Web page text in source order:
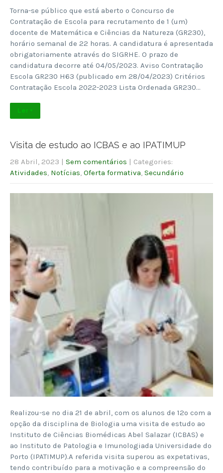
Torna-se público que está aberto o Concurso de
Contratação de Escola para recrutamento de 1 (um)
docente de Matemática e Ciências da Natureza (GR230),
horário semanal de 22 horas. A candidatura é apresentada
obrigatoriamente através do SIGRHE. O prazo de
candidatura decorre até 04/05/2023. Aviso Contratação
Escola GR230 H63 (publicado em 28/04/2023) Critérios
Contratação Escola 2022-2023 Lista Ordenada GR230…
Ler +
Visita de estudo ao ICBAS e ao IPATIMUP
28 Abril, 2023 | Sem comentários | Categories:
Atividades Notícias Oferta formativa Secundário
Realizou-se no dia 21 de abril, com os alunos de 12º com a
opção da disciplina de Biologia uma visita de estudo ao
Instituto de Ciências Biomédicas Abel Salazar (ICBAS) e
ao Instituto de Patologia e Imunologiada Universidade do
Porto (IPATIMUP).A referida visita superou as expetativas,
tendo contribuído para a motivação e a compreensão do